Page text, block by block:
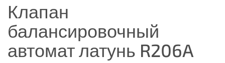
Клапан
балансировочный
автомат латунь R206A